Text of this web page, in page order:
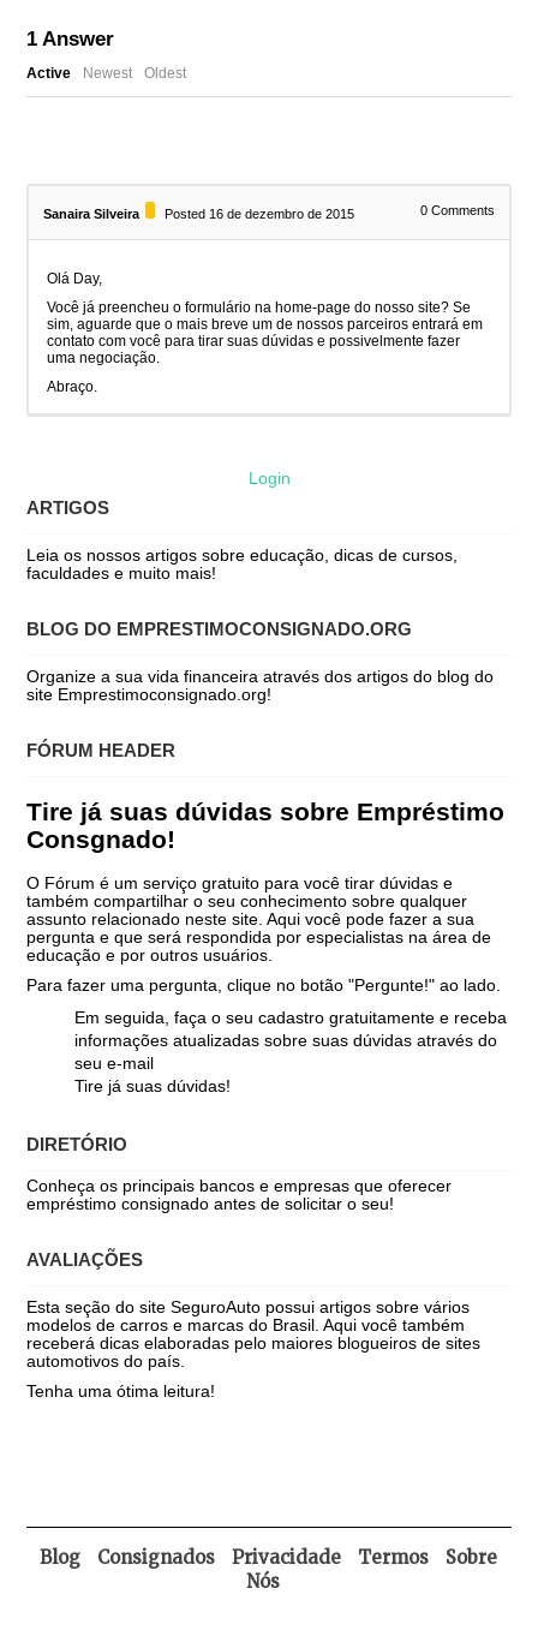
1 Answer
Active Newest Oldest
Sanaira Silveira Posted 16 de dezembro de 2015 0Comments
Olá Day,
Você já preencheu o formulário na home-page do nosso site? Se
sim, aguarde que o mais breve um de nossos parceiros entrará em
contato com você para tirar suas dúvidas e possivelmente fazer
uma negociação.
Abraço.
Login
ARTIGOS
Leia os nossos artigos sobre educação, dicas de cursos,
faculdades e muito mais!
BLOG DO EMPRESTIMOCONSIGNADO.ORG
Organize a sua vida financeira através dos artigos do blog do
site Emprestimoconsignado.org!
FÓRUM HEADER
Tire já suas dúvidas sobre Empréstimo
Consgnado!
O Fórum é um serviço gratuito para você tirar dúvidas e
também compartilhar o seu conhecimento sobre qualquer
assunto relacionado neste site. Aqui você pode fazer a sua
pergunta e que será respondida por especialistas na área de
educação e por outros usuários.
Para fazer uma pergunta, clique no botão "Pergunte!" ao lado.
Em seguida, faça o seu cadastro gratuitamente e receba
informações atualizadas sobre suas dúvidas através do
seu e-mail
Tire já suas dúvidas!
DIRETÓRIO
Conheça os principais bancos e empresas que oferecer
empréstimo consignado antes de solicitar o seu!
AVALIAÇÕES
Esta seção do site SeguroAuto possui artigos sobre vários
modelos de carros e marcas do Brasil. Aqui você também
receberá dicas elaboradas pelo maiores blogueiros de sites
automotivos do país.
Tenha uma ótima leitura!
Blog Consignados Privacidade Termos
Sobre
Nós